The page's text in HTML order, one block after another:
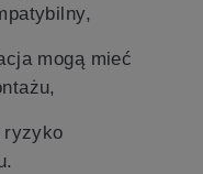
mogą mieć
ryzyko